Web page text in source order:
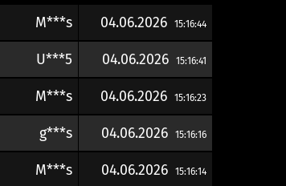
M***s 04.06.2026 15:16:44
U***5 04.06.2026 15:16:41
M***s 04.06.2026 15:16:23
g***s 04.06.2026 15:16:16
M***s 04.06.2026 15:16:14